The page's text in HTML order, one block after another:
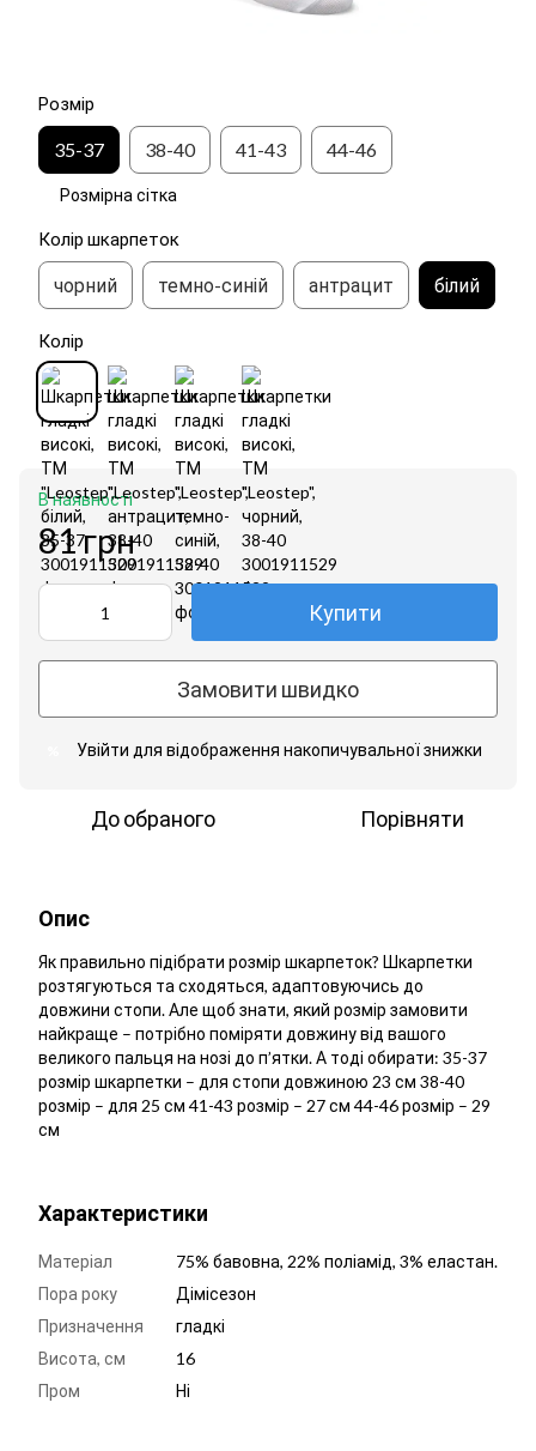
Розмір
35-37 38-40 41-43 44-46
Розмірна сітка
Колір шкарпеток
чорний темно-синій антрацит білий
Колір
В наявності
81 грн
Купити
Замовити швидко
Увійти для відображення накопичувальної знижки
До обраного Порівняти
Опис
Як правильно підібрати розмір шкарпеток? Шкарпетки
розтягуються та сходяться, адаптовуючись до
довжини стопи. Але щоб знати, який розмір замовити
найкраще – потрібно поміряти довжину від вашого
великого пальця на нозі до п’ятки. А тоді обирати: 35-37
розмір шкарпетки – для стопи довжиною 23 см 38-40
розмір – для 25 см 41-43 розмір – 27 см 44-46 розмір – 29
см
Характеристики
Матеріал
75% бавовна, 22% поліамід, 3% еластан.
Пора року
Дімісезон
Призначення
гладкі
Висота, см
16
Пром
Ні